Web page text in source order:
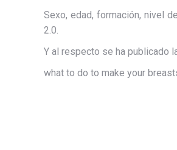
Sexo, edad, formación, nivel
2.0.
Y al respecto se ha publicado
what to do to make your